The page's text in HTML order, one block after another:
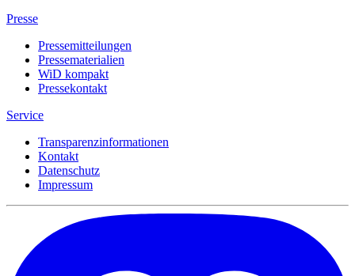
Presse
Pressemitteilungen
Pressematerialien
WiD kompakt
Pressekontakt
Service
Transparenzinformationen
Kontakt
Datenschutz
Impressum